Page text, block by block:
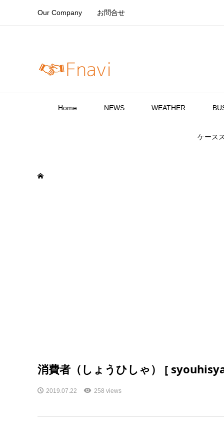
Our Company お問合せ
Home NEWS WEATHER
ケース
消費者（しょうひしゃ） [
2019.07.22 258 views